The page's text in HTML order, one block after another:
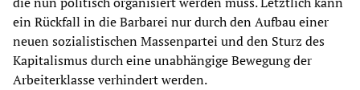
ein Rückfall in die Barbarei nur durch den Aufbau einer
neuen sozialistischen Massenpartei und den Sturz des
Kapitalismus durch eine unabhängige Bewegung der
Arbeiterklasse verhindert werden.